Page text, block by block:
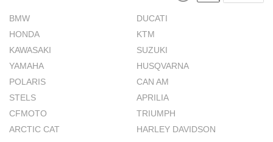
BMW
DUCATI
HONDA
KTM
KAWASAKI
SUZUKI
YAMAHA
HUSQVARNA
POLARIS
CAN AM
STELS
APRILIA
CFMOTO
TRIUMPH
ARCTIC CAT
HARLEY DAVIDSON